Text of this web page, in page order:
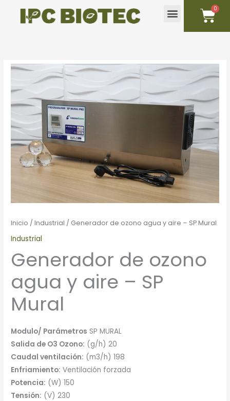
Menu
Inicio /Industrial / Generador de ozono agua y aire – SP Mural
Industrial
Generador de ozono
agua y aire – SP
Mural
Modulo/ Parámetros SP MURAL
Salida de O3 Ozono: (g/h) 20
Caudal ventilación: (m3/h) 198
Enfriamiento: Ventilación forzada
Potencia: (W) 150
Tensión: (V) 230